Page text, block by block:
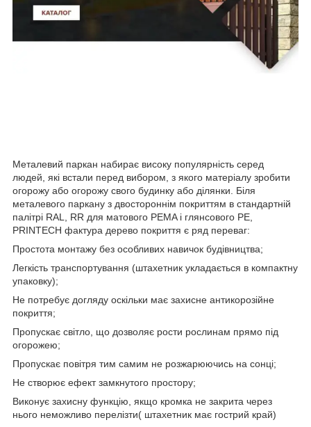
Металевий паркан набирає високу популярність серед
людей, які встали перед вибором, з якого матеріалу зробити
огорожу або огорожу свого будинку або ділянки. Біля
металевого паркану з двостороннім покриттям в стандартній
палітрі RAL, RR для матового PEMA і глянсового РЕ,
PRINTECH фактура дерево покриття є ряд переваг:
Простота монтажу без особливих навичок будівництва;
Легкість транспортування (штахетник укладається в компактну
упаковку);
Не потребує догляду оскільки має захисне антикорозійне
покриття;
Пропускає світло, що дозволяє рости рослинам прямо під
огорожею;
Пропускає повітря тим самим не розжарюючись на сонці;
Не створює ефект замкнутого простору;
Виконує захисну функцію, якщо кромка не закрита через
нього неможливо перелізти( штахетник має гострий край)